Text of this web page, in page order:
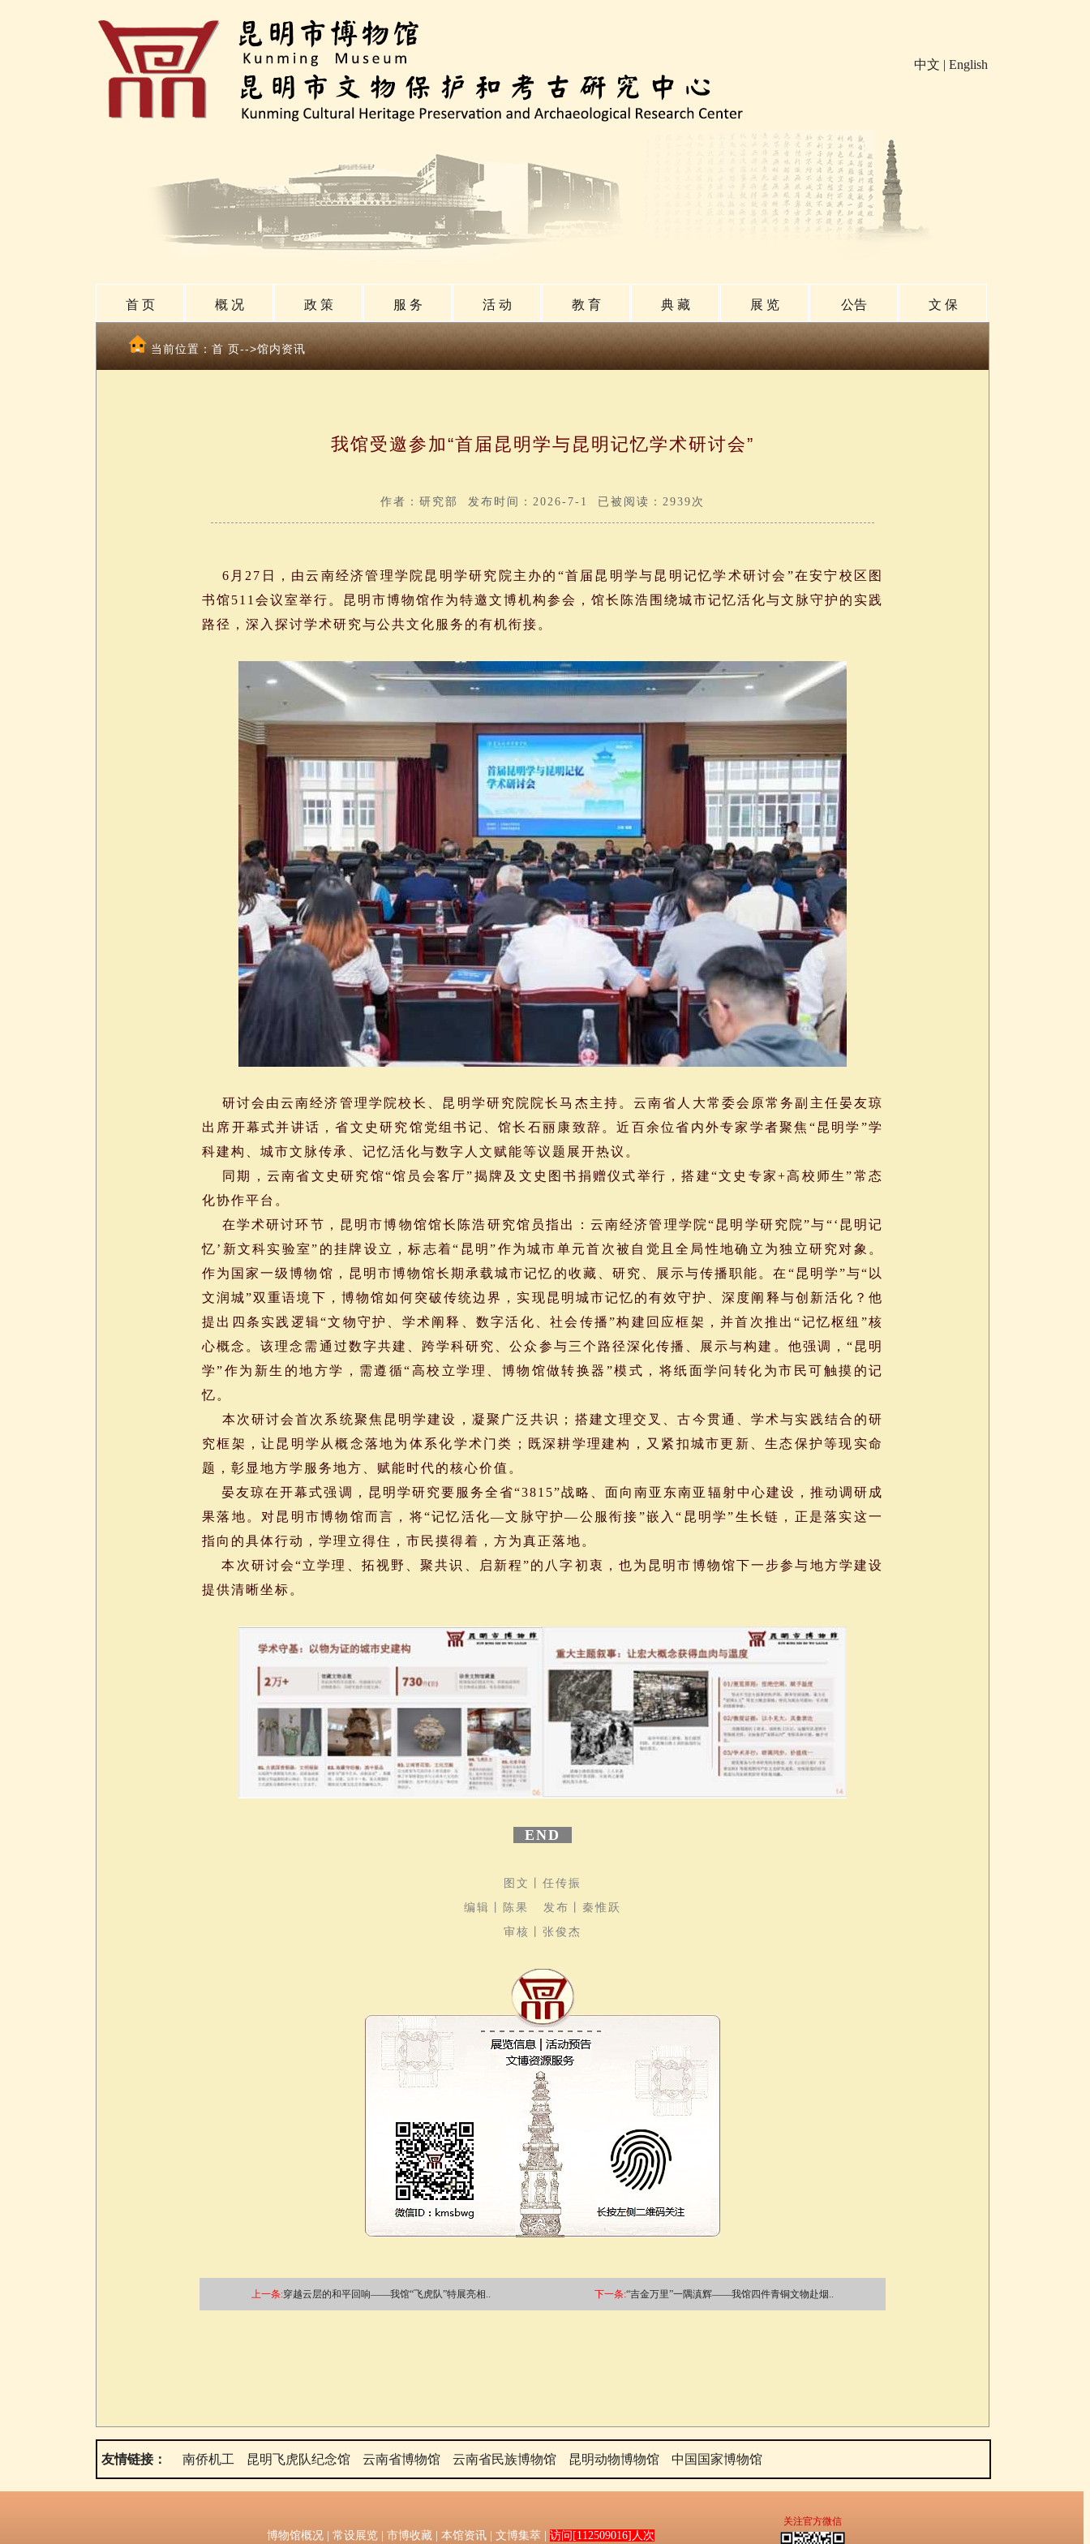
中文 | English
首 页 概 况 政 策 服 务 活 动 教 育 典 藏 展 览 公告 文 保
当前位置： 首 页-->馆内资讯
我馆受邀参加“首届昆明学与昆明记忆学术研讨会”
作者：研究部 发布时间：2026-7-1 已被阅读：2939次
6月27日，由云南经济管理学院昆明学研究院主办的“首届昆明学与昆明记忆学术研讨会”在安宁校区图
书馆511会议室举行。昆明市博物馆作为特邀文博机构参会，馆长陈浩围绕城市记忆活化与文脉守护的实践
路径，深入探讨学术研究与公共文化服务的有机衔接。
研讨会由云南经济管理学院校长、昆明学研究院院长马杰主持。云南省人大常委会原常务副主任晏友琼
出席开幕式并讲话，省文史研究馆党组书记、馆长石丽康致辞。近百余位省内外专家学者聚焦“昆明学”学
科建构、城市文脉传承、记忆活化与数字人文赋能等议题展开热议。
同期，云南省文史研究馆“馆员会客厅”揭牌及文史图书捐赠仪式举行，搭建“文史专家+高校师生”常态
化协作平台。
在学术研讨环节，昆明市博物馆馆长陈浩研究馆员指出：云南经济管理学院“昆明学研究院”与“‘昆明记
忆’新文科实验室”的挂牌设立，标志着“昆明”作为城市单元首次被自觉且全局性地确立为独立研究对象。
作为国家一级博物馆，昆明市博物馆长期承载城市记忆的收藏、研究、展示与传播职能。在“昆明学”与“以
文润城”双重语境下，博物馆如何突破传统边界，实现昆明城市记忆的有效守护、深度阐释与创新活化？他
提出四条实践逻辑“文物守护、学术阐释、数字活化、社会传播”构建回应框架，并首次推出“记忆枢纽”核
心概念。该理念需通过数字共建、跨学科研究、公众参与三个路径深化传播、展示与构建。他强调，“昆明
学”作为新生的地方学，需遵循“高校立学理、博物馆做转换器”模式，将纸面学问转化为市民可触摸的记
忆。
本次研讨会首次系统聚焦昆明学建设，凝聚广泛共识；搭建文理交叉、古今贯通、学术与实践结合的研
究框架，让昆明学从概念落地为体系化学术门类；既深耕学理建构，又紧扣城市更新、生态保护等现实命
题，彰显地方学服务地方、赋能时代的核心价值。
晏友琼在开幕式强调，昆明学研究要服务全省“3815”战略、面向南亚东南亚辐射中心建设，推动调研成
果落地。对昆明市博物馆而言，将“记忆活化—文脉守护—公服衔接”嵌入“昆明学”生长链，正是落实这一
指向的具体行动，学理立得住，市民摸得着，方为真正落地。
本次研讨会“立学理、拓视野、聚共识、启新程”的八字初衷，也为昆明市博物馆下一步参与地方学建设
提供清晰坐标。
END
图文丨任传振
编辑丨陈果 发布丨秦惟跃
审核丨张俊杰
上一条:穿越云层的和平回响——我馆“飞虎队”特展亮相.. 下一条:“吉金万里”一隅滇辉——我馆四件青铜文物赴烟..
友情链接： 南侨机工 昆明飞虎队纪念馆 云南省博物馆 云南省民族博物馆 昆明动物博物馆 中国国家博物馆
博物馆概况| 常设展览| 市博收藏| 本馆资讯| 文博集萃| 访问[112509016]人次
关注官方微信